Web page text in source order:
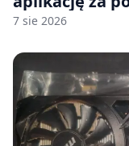
7 sie 2026